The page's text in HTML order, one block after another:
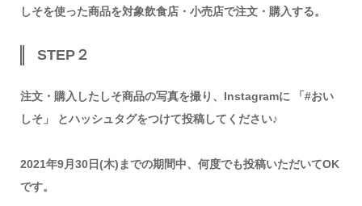
しそを使った商品を対象飲食店・小売店で注文・購入する。
STEP２
注文・購入したしそ商品の写真を撮り、 Instagramに 「 #おい
しそ」 とハッシュタグをつけて投稿してください♪
2021年9月30日(木)までの期間中、 何度でも投稿いただいてOK
です。